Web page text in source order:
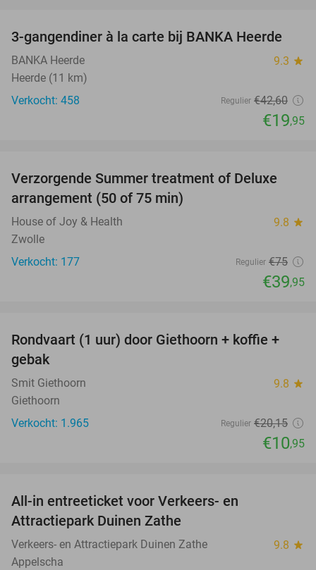
53%
3-gangendiner à la carte bij BANKA Heerde
BANKA Heerde 9.3 star
Heerde (11 km)
Verkocht: 458
Regulier €42,60
€19,95
47%
Verzorgende Summer treatment of Deluxe
arrangement (50 of 75 min)
House of Joy & Health 9.8 star
Zwolle
Verkocht: 177
Regulier €75
€39,95
46%
Rondvaart (1 uur) door Giethoorn + koffie +
gebak
Smit Giethoorn 9.8 star
Giethoorn
Verkocht: 1.965
Regulier €20,15
€10,95
All-in entreeticket voor Verkeers- en
Attractiepark Duinen Zathe
Verkeers- en Attractiepark Duinen Zathe 9.8 star
Appelscha